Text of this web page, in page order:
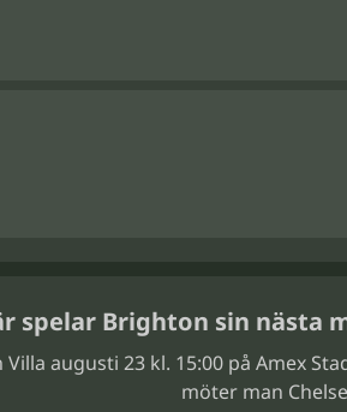
spelar Brighton sin nästa
augusti 23 kl. 15:00 på Amex
möter man